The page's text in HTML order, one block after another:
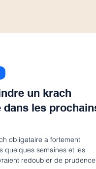
un krach
les prochains
obligataire a fortement